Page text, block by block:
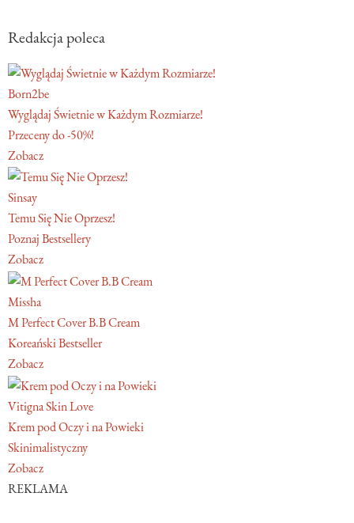
Redakcja poleca
Born2be
Wyglądaj Świetnie w Każdym Rozmiarze!
Przeceny do -50%!
Zobacz
Sinsay
Temu Się Nie Oprzesz!
Poznaj Bestsellery
Zobacz
Missha
M Perfect Cover B.B Cream
Koreański Bestseller
Zobacz
Vitigna Skin Love
Krem pod Oczy i na Powieki
Skinimalistyczny
Zobacz
REKLAMA